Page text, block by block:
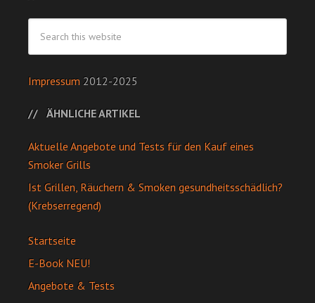
Impressum 2012-2025
ÄHNLICHE ARTIKEL
Aktuelle Angebote und Tests für den Kauf eines
Smoker Grills
Ist Grillen, Räuchern & Smoken gesundheitsschädlich?
(Krebserregend)
Startseite
E-Book NEU!
Angebote & Tests